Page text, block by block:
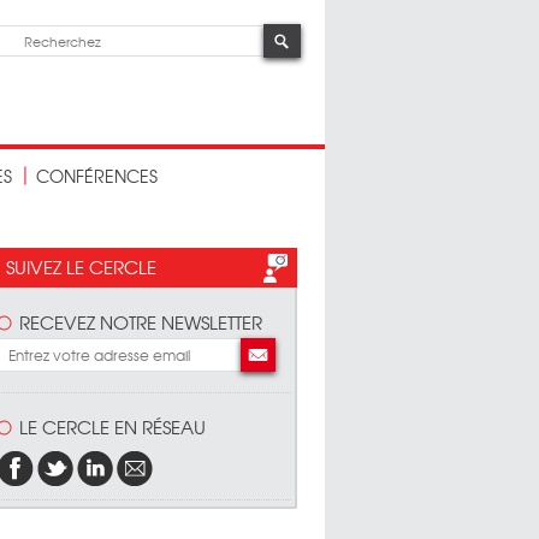
CONFÉRENCES
à
SUIVEZ LE CERCLE
RECEVEZ NOTRE NEWSLETTER
LE CERCLE EN RÉSEAU